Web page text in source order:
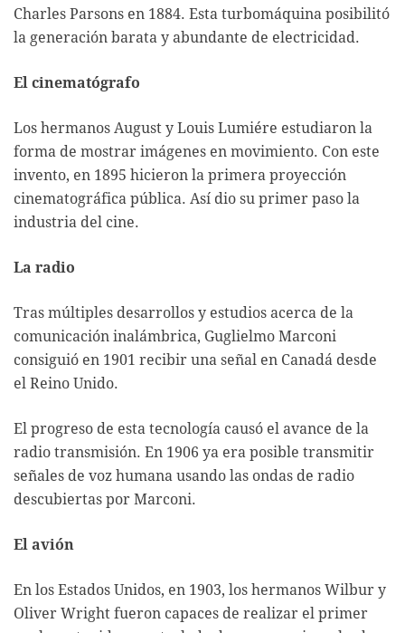
Charles Parsons en 1884. Esta turbomáquina posibilitó
la generación barata y abundante de electricidad.
El cinematógrafo
Los hermanos August y Louis Lumiére estudiaron la
forma de mostrar imágenes en movimiento. Con este
invento, en 1895 hicieron la primera proyección
cinematográfica pública. Así dio su primer paso la
industria del cine.
La radio
Tras múltiples desarrollos y estudios acerca de la
comunicación inalámbrica, Guglielmo Marconi
consiguió en 1901 recibir una señal en Canadá desde
el Reino Unido.
El progreso de esta tecnología causó el avance de la
radio transmisión. En 1906 ya era posible transmitir
señales de voz humana usando las ondas de radio
descubiertas por Marconi.
El avión
En los Estados Unidos, en 1903, los hermanos Wilbur y
Oliver Wright fueron capaces de realizar el primer